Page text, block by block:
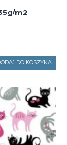
m2
DO KOSZYKA